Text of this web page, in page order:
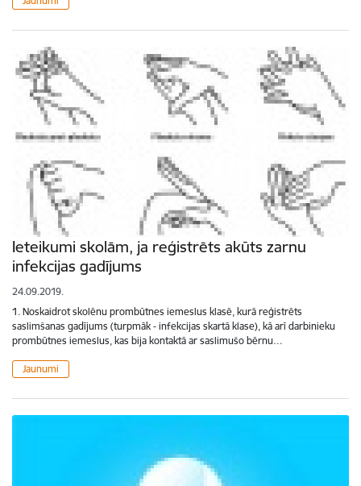
Ieteikumi skolām, ja reģistrēts akūts zarnu
infekcijas gadījums
24.09.2019.
1. Noskaidrot skolēnu prombūtnes iemeslus klasē, kurā reģistrēts
saslimšanas gadījums (turpmāk - infekcijas skartā klase), kā arī darbinieku
prombūtnes iemeslus, kas bija kontaktā ar saslimušo bērnu…
Jaunumi